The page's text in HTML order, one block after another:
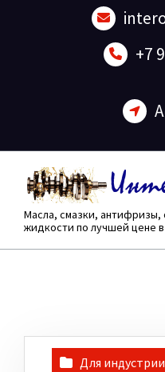
+7
Масла, смазки,
жидкости по лучшей цене в
Для индустрии